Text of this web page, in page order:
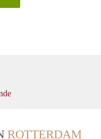
ROTTERDAM